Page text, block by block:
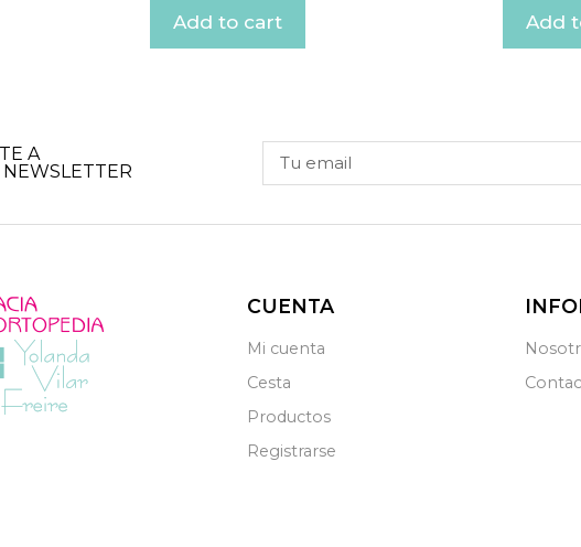
Add to cart Add
A
CUENTA
Mi cuenta
Cesta
Productos
Registrarse